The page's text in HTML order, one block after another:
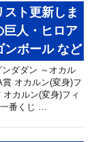
ト更新しま
巨人・ヒロア
ンボール など
ダダン ～オカル
オカルン(変身)フ
カルン(変身)フィ
一番くじ …